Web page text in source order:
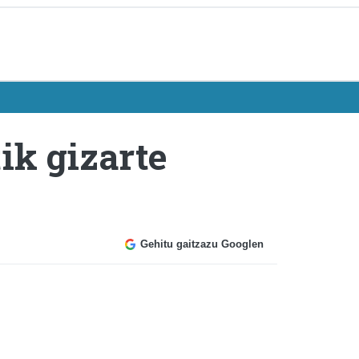
gizarte
Gehitu gaitzazu Googlen